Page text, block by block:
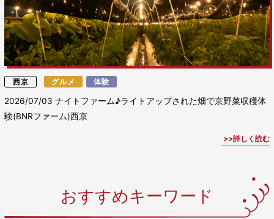
西京 グルメ 体験
2026/07/03ナイトファーム♪ライトアップされた畑で京野菜収穫体
験(BNRファーム)西京
詳しく読む
おすすめキーワード